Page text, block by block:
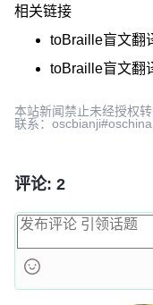
相关链接
toBraille盲文翻
toBraille盲文翻
本站新闻禁止未经授权
联系：
评论: 2